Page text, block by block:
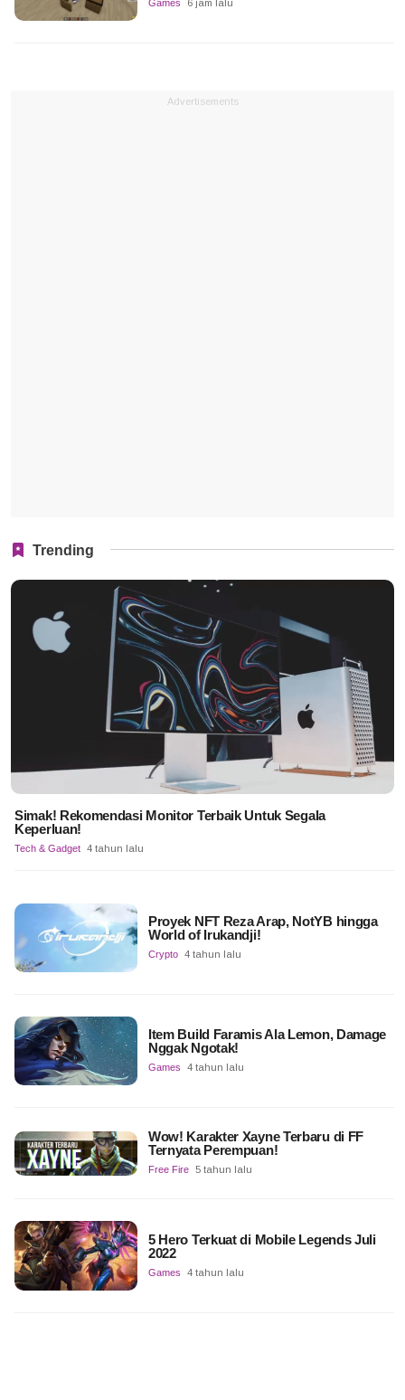
Games 6 jam lalu
Advertisements
Trending
Simak! Rekomendasi Monitor Terbaik Untuk Segala
Keperluan!
Tech & Gadget 4 tahun lalu
Proyek NFT Reza Arap, NotYB hingga
World of Irukandji!
Crypto 4 tahun lalu
Item Build Faramis Ala Lemon, Damage
Nggak Ngotak!
Games 4 tahun lalu
Wow! Karakter Xayne Terbaru di FF
Ternyata Perempuan!
Free Fire 5 tahun lalu
5 Hero Terkuat di Mobile Legends Juli
2022
Games 4 tahun lalu